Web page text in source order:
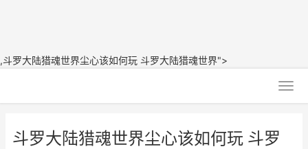
,斗罗大陆猎魂世界尘心该如何玩 斗罗大陆猎魂世界">
斗罗大陆猎魂世界尘心该如何玩 斗罗